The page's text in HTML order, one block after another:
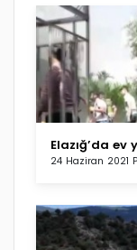
Elazığ’da
24 Haziran 2021